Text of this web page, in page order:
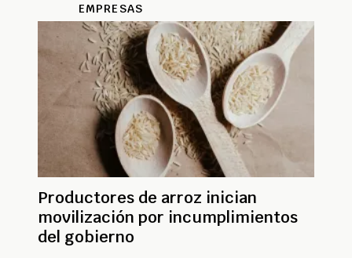
EMPRESAS
Productores de arroz inician
movilización por incumplimientos
del gobierno